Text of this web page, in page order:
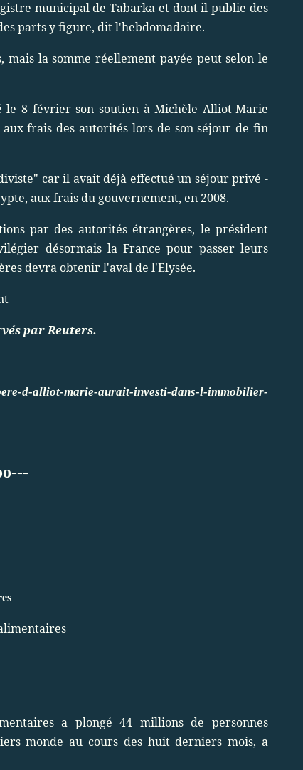
municipal de Tabarka et dont il publie des
parts y figure, dit l'hebdomadaire.
mais la somme réellement payée peut selon le
8 février son soutien à Michèle Alliot-Marie
frais des autorités lors de son séjour de fin
car il avait déjà effectué un séjour privé -
aux frais du gouvernement, en 2008.
par des autorités étrangères, le président
désormais la France pour passer leurs
devra obtenir l'aval de l'Elysée.
par Reuters.
d-alliot-marie-aurait-investi-dans-l-immobilier-
a plongé 44 millions de personnes
monde au cours des huit derniers mois, a